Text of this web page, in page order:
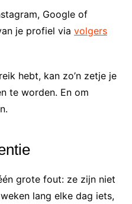
Google of
je profiel via volgers
hebt, kan zo’n zetje je
te worden. En om
grote fout: ze zijn niet
lang elke dag iets,